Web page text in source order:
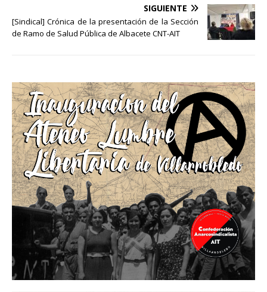
SIGUIENTE
[Sindical] Crónica de la presentación de la Sección
de Ramo de Salud Pública de Albacete CNT-AIT